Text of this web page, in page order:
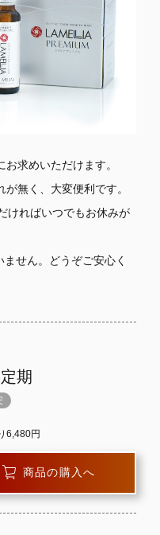
求めいただけます。
無く、大変便利です。
ければいつでもお休みが
せん。どうぞご安心く
期
6,480円
商品の購入へ